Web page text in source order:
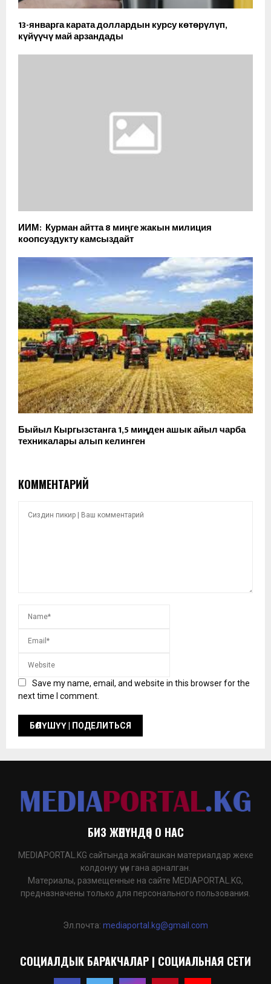
13-январга карата доллардын курсу көтөрүлүп,
күйүүчү май арзандады
ИИМ: Курман айтта 8 миңге жакын милиция
коопсуздукту камсыздайт
Быйыл Кыргызстанга 1,5 миңден ашык айыл чарба
техникалары алып келинген
КОММЕНТАРИЙ
Save my name, email, and website in this browser for the
next time I comment.
БИЗ ЖӨНҮНДӨ | О НАС
MEDIAPORTAL.KG сайтында жайгашкан материалдар жеке
колдонуу үчүн гана арналган.
Материалы, размещенные на сайте MEDIAPORTAL.KG,
предназначены только для персонального пользования.
Эл.почта: mediaportal.kg@gmail.com
СОЦИАЛДЫК БАРАКЧАЛАР | СОЦИАЛЬНАЯ СЕТИ